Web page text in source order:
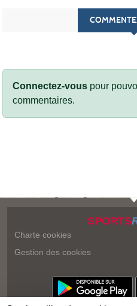
Connectez-vous pour
commentaires.
SPORTS
Charte cookies
Gestion des cookies